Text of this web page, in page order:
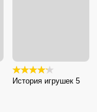
История игрушек 5